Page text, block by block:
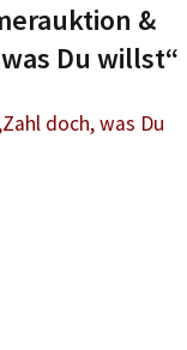
&
Du willst“
doch, was Du